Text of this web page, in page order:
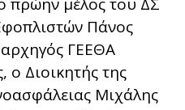
Πάνος
ΓΕΕΘΑ
ο Διοικητής της
Μιχάλης